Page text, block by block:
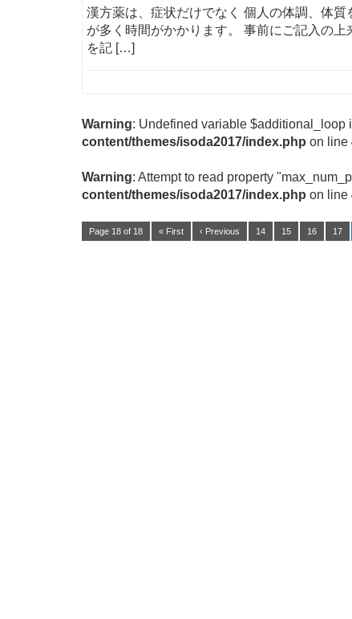
漢方薬は、症状だけでなく 個人の体調、体
が多く時間がかかります。 事前にご記入の
を記 […]
Warning: Undefined variable $additional_loop
content/themes/isoda2017/index.php on line
Warning: Attempt to read property
content/themes/isoda2017/index.php on line
Page 18 of 18 « First ‹ Previous 14 15 16 17